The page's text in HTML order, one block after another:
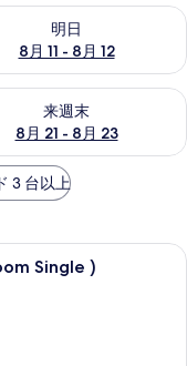
明日
8月 11 - 8月 12
11 - 8月 12 の空室状
ク
来週末
8月 21 - 8月 23
月 21 - 8月 23 の空室
3 台以上
き浴槽、バスアメニティ
Single )